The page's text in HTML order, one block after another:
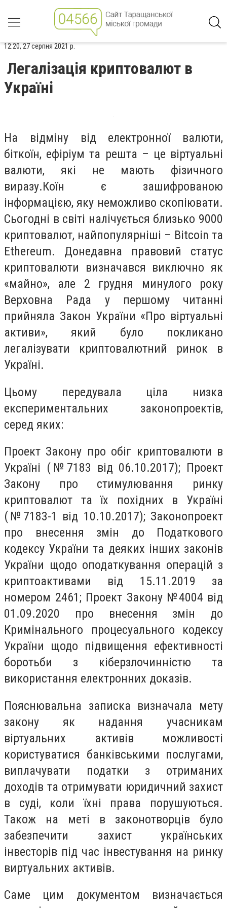
12:20, 27 серпня 2021 р.
Легалізація криптовалют в
Україні
На відміну від електронної валюти,
біткоїн, ефіріум та решта – це віртуальні
валюти, які не мають фізичного
виразу.Коїн є зашифрованою
інформацією, яку неможливо скопіювати.
Сьогодні в світі налічується близько 9000
криптовалют, найпопулярніші – Bitcoin та
Ethereum. Донедавна правовий статус
криптовалюти визначався виключно як
«майно», але 2 грудня минулого року
Верховна Рада у першому читанні
прийняла Закон України «Про віртуальні
активи», який було покликано
легалізувати криптовалютний ринок в
Україні.
Цьому передувала ціла низка
експериментальних законопроектів,
серед яких:
Проект Закону про обіг криптовалюти в
Україні (№7183 від 06.10.2017); Проект
Закону про стимулювання ринку
криптовалют та їх похідних в Україні
(№7183-1 від 10.10.2017); Законопроект
про внесення змін до Податкового
кодексу України та деяких інших законів
України щодо оподаткування операцій з
криптоактивами від 15.11.2019 за
номером 2461; Проект Закону №4004 від
01.09.2020 про внесення змін до
Кримінального процесуального кодексу
України щодо підвищення ефективності
боротьби з кіберзлочинністю та
використання електронних доказів.
Пояснювальна записка визначала мету
закону як надання учасникам
віртуальних активів можливості
користуватися банківськими послугами,
виплачувати податки з отриманих
доходів та отримувати юридичний захист
в суді, коли їхні права порушуються.
Також на меті в законотворців було
забезпечити захист українських
інвесторів під час інвестування на ринку
виртуальних активів.
Саме цим документом визначається